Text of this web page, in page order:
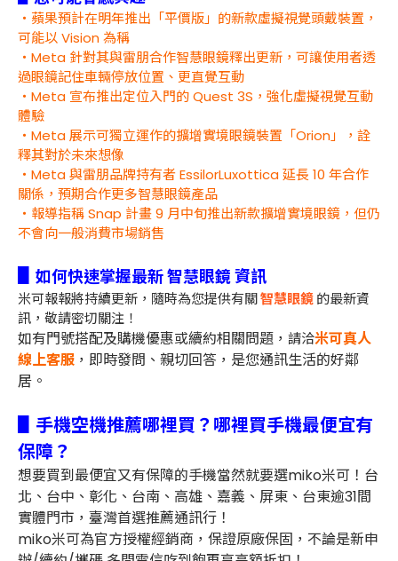
・蘋果預計在明年推出「平價版」的新款虛擬視覺頭戴裝置，
可能以 Vision 為稱
・Meta 針對其與雷朋合作智慧眼鏡釋出更新，可讓使用者透
過眼鏡記住車輛停放位置、更直覺互動
・Meta 宣布推出定位入門的 Quest 3S，強化虛擬視覺互動
體驗
・Meta 展示可獨立運作的擴增實境眼鏡裝置「Orion」，詮
釋其對於未來想像
・Meta 與雷朋品牌持有者 EssilorLuxottica 延長 10 年合作
關係，預期合作更多智慧眼鏡產品
・報導指稱 Snap 計畫 9 月中旬推出新款擴增實境眼鏡，但仍
不會向一般消費市場銷售
如何快速掌握最新 智慧眼鏡 資訊
米可報報將持續更新，隨時為您提供有關智慧眼鏡的最新資
訊，敬請密切關注！
如有門號搭配及購機優惠或續約相關問題， 請洽米可真人
線上客服 ，即時發問、親切回答，是您通訊生活的好鄰
居。
▋手機空機推薦哪裡買？哪裡買手機最便宜有
保障？
想要買到最便宜又有保障的手機當然就要選miko米可！台
北、台中、彰化、台南、高雄、嘉義、屏東、台東逾31間
實體門市，臺灣首選推薦通訊行！
miko米可為官方授權經銷商，保證原廠保固，不論是新申